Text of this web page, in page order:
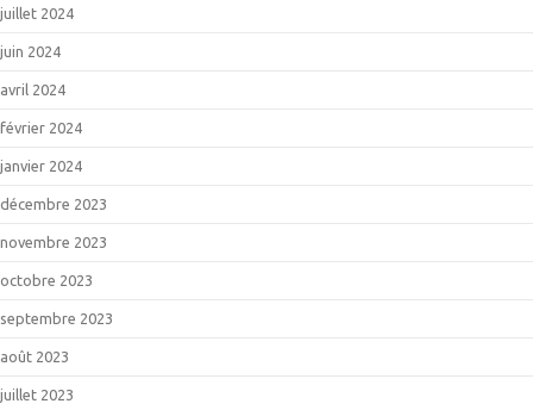
juillet 2024
juin 2024
avril 2024
février 2024
janvier 2024
décembre 2023
novembre 2023
octobre 2023
septembre 2023
août 2023
juillet 2023